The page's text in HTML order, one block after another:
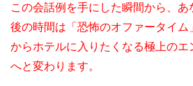
この会話例を手にした瞬間から、
後の時間は「恐怖のオファータイム
からホテルに入りたくなる極上のエ
へと変わります。